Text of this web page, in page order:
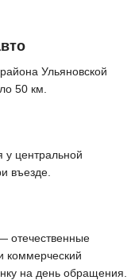
Ульяновской
50 км.
у центральной
въезде.
отечественные
коммерческий
на день обращения.